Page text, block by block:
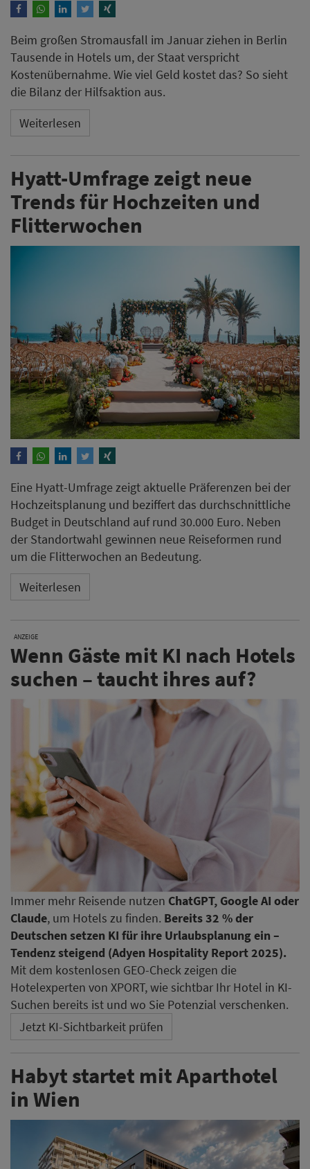
Beim großen Stromausfall im Januar ziehen in Berlin
Tausende in Hotels um, der Staat verspricht
Kostenübernahme. Wie viel Geld kostet das? So sieht
die Bilanz der Hilfsaktion aus.
Weiterlesen
Hyatt-Umfrage zeigt neue
Trends für Hochzeiten und
Flitterwochen
Eine Hyatt-Umfrage zeigt aktuelle Präferenzen bei der
Hochzeitsplanung und beziffert das durchschnittliche
Budget in Deutschland auf rund 30.000 Euro. Neben
der Standortwahl gewinnen neue Reiseformen rund
um die Flitterwochen an Bedeutung.
Weiterlesen
ANZEIGE
Wenn Gäste mit KI nach Hotels
suchen – taucht ihres auf?
Immer mehr Reisende nutzen ChatGPT, Google AI oder
Claude, um Hotels zu finden. Bereits 32 % der
Deutschen setzen KI für ihre Urlaubsplanung ein –
Tendenz steigend (Adyen Hospitality Report 2025).
Mit dem kostenlosen GEO-Check zeigen die
Hotelexperten von XPORT, wie sichtbar Ihr Hotel in KI-
Suchen bereits ist und wo Sie Potenzial verschenken.
Jetzt KI-Sichtbarkeit prüfen
Habyt startet mit Aparthotel
in Wien